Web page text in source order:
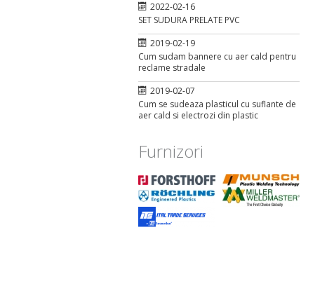
2022-02-16
SET SUDURA PRELATE PVC
2019-02-19
Cum sudam bannere cu aer cald pentru
reclame stradale
2019-02-07
Cum se sudeaza plasticul cu suflante de
aer cald si electrozi din plastic
Furnizori